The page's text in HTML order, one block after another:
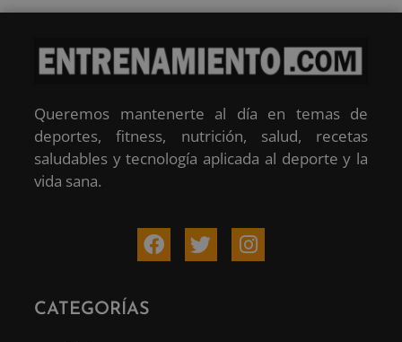
Queremos mantenerte al día en temas de
deportes, fitness, nutrición, salud, recetas
saludables y tecnología aplicada al deporte y la
vida sana.
CATEGORÍAS